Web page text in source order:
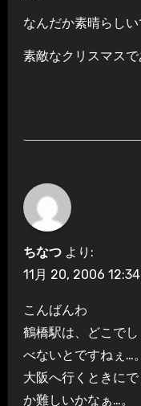
なんだか素晴らしい
素敵なクリスマスで
ちなつ より:
11月 20, 2006
こんばんわ
鶴橋駅は、どこで
べないとですねぇ…。
大阪へ行くときに
か難しいかなぁ…。